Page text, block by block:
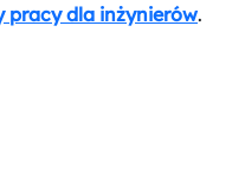
pracy dla inżynierów.